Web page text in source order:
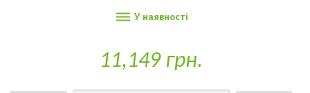
 У наявності
11,149 грн.